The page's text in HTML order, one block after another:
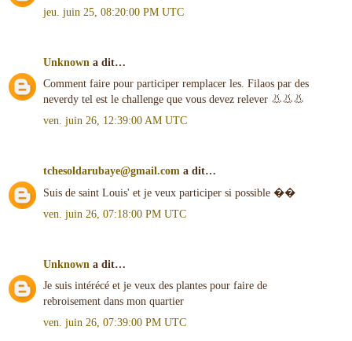
jeu. juin 25, 08:20:00 PM UTC
Unknown a dit…
Comment faire pour participer remplacer les. Filaos par des
neverdy tel est le challenge que vous devez relever 👃👃👃
ven. juin 26, 12:39:00 AM UTC
tchesoldarubaye@gmail.com a dit…
Suis de saint Louis' et je veux participer si possible ��
ven. juin 26, 07:18:00 PM UTC
Unknown a dit…
Je suis intérécé et je veux des plantes pour faire de
rebroisement dans mon quartier
ven. juin 26, 07:39:00 PM UTC